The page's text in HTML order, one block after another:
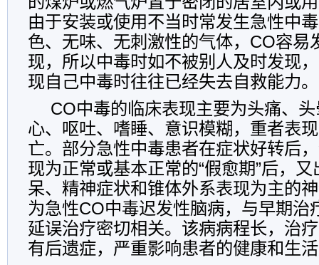
由于安装或使用不当时常发生急性中
色、无味、无刺激性的气体，CO容易
现，所以中毒时如不被别人及时发现
现自己中毒时往往已经失去自救能力。
CO中毒的临床表现主要为头痛、
心、呕吐、嗜睡、意识模糊，重者表
亡。部分急性中毒患者在症状好转后
现为正常或基本正常的“假愈期”后，
呆、精神症状和锥体外系表现为主的
为急性CO中毒迟发性脑病，与早期治
延误治疗密切相关。该病病程长，治
有后遗症，严重影响患者的健康和生